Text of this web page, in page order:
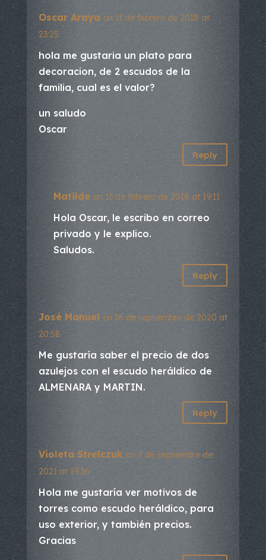
Oscar Araya on 11 de febrero de 2018 at
23:25
hola me gustaria un plato para
decoracion, de 2 escudos de la
familia, cual es el valor?
un saludo
Oscar
Reply
Matilde on 13 de febrero de 2018 at 19:11
Hola Oscar, le escribo en correo
privado y le explico.
Saludos.
Reply
José Manuel on 16 de septiembre de 2020 at
20:58
Me gustaría saber el precio de dos
azulejos con el escudo heráldico de
ALMENARA y MARTIN.
Reply
Violeta Strelczuk on 7 de septiembre de
2021 at 19:36
Hola me gustaría ver motivos de
torres como escudo heráldico, para
uso exterior, y también precios.
Gracias